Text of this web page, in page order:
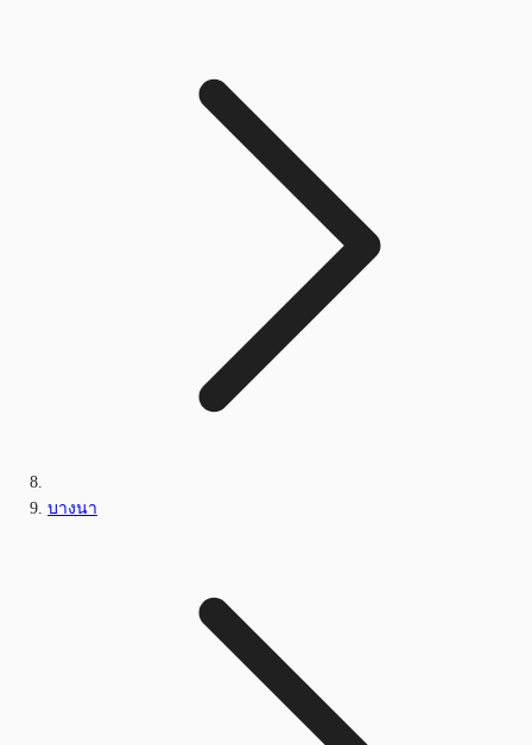
บางนา